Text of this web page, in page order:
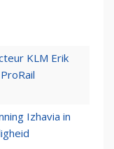
KLM Erik
Izhavia in